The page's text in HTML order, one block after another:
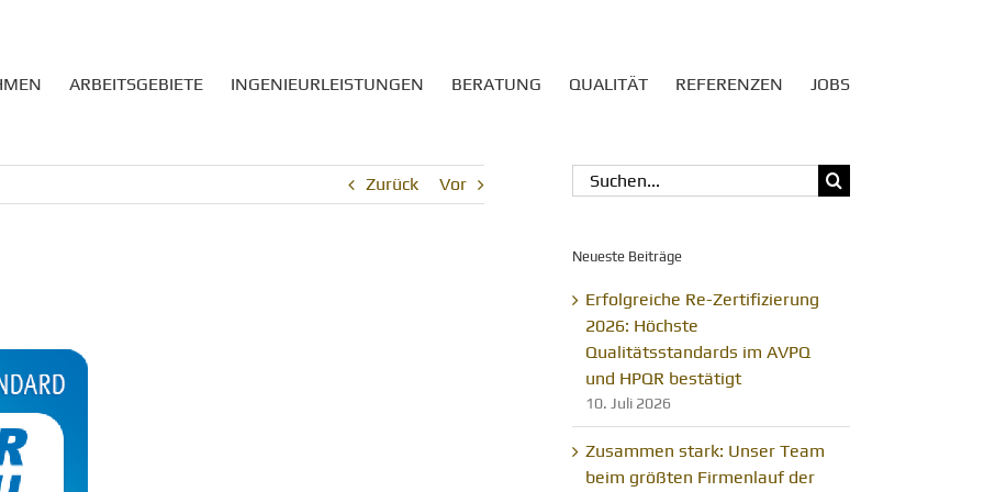
ARBEITSGEBIETE INGENIEURLEISTUNGEN BERATUNG QUALITÄT REFERENZEN JOBS
Zurück Vor
Suche
nach:
Neueste Beiträge
Erfolgreiche Re-Zertifizierung
2026: Höchste
Qualitätsstandards im AVPQ
und HPQR bestätigt
10. Juli 2026
Zusammen stark: Unser Team
beim größten Firmenlauf der